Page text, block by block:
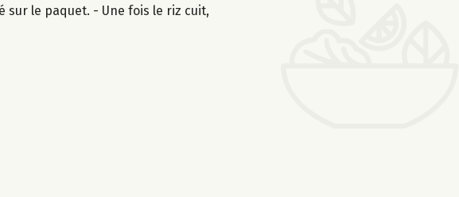
sur le paquet. - Une fois le riz cuit,